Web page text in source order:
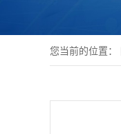
您当前的位置：